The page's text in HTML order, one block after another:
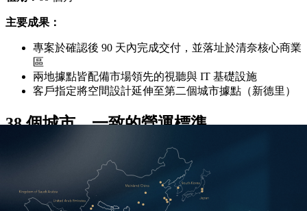
主要成果：
專案於確認後 90 天內完成交付，並落址於清奈核心商業
區
兩地據點皆配備市場領先的視聽與 IT 基礎設施
客戶指定將空間設計延伸至第二個城市據點（新德里）
38 個城市，一致的營運標準。
什麼是德事企業辦公室方案？